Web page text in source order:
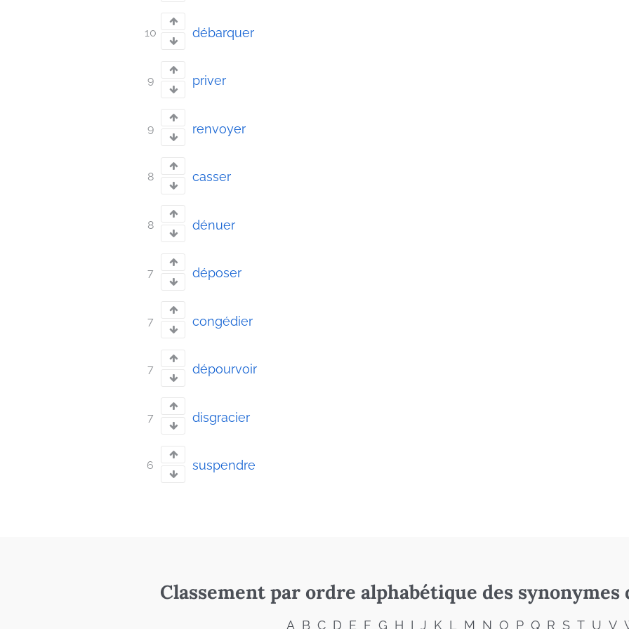
10 débarquer
9 priver
9 renvoyer
8 casser
8 dénuer
7 déposer
7 congédier
7 dépourvoir
7 disgracier
6 suspendre
Classement par ordre alphabétique des synonymes
A B C D E F G H I J K L M N O P Q R S T U V